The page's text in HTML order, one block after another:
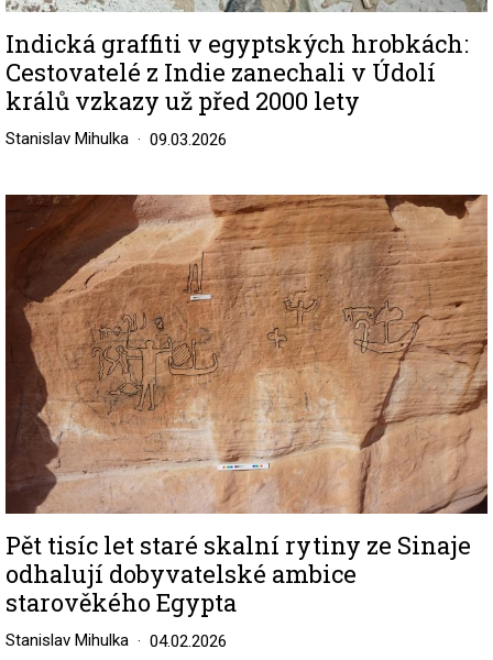
Indická graffiti v egyptských hrobkách:
Cestovatelé z Indie zanechali v Údolí
králů vzkazy už před 2000 lety
Stanislav Mihulka 09.03.2026
Image
Pět tisíc let staré skalní rytiny ze Sinaje
odhalují dobyvatelské ambice
starověkého Egypta
Stanislav Mihulka 04.02.2026